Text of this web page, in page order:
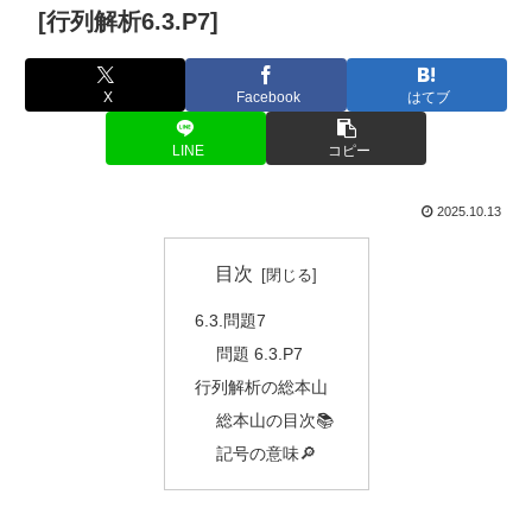
[行列解析6.3.P7]
X Facebook はてブ
LINE コピー
2025.10.13
目次
6.3.問題7
問題 6.3.P7
行列解析の総本山
総本山の目次📚
記号の意味🔎